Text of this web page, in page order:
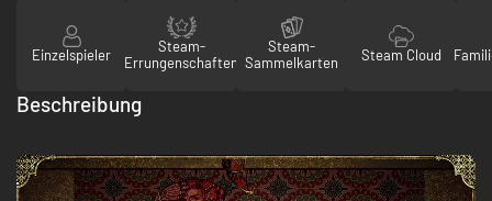
Einzelspieler
Steam-
Errungenschaften
Steam-
Sammelkarten
Steam Cloud
Beschreibung